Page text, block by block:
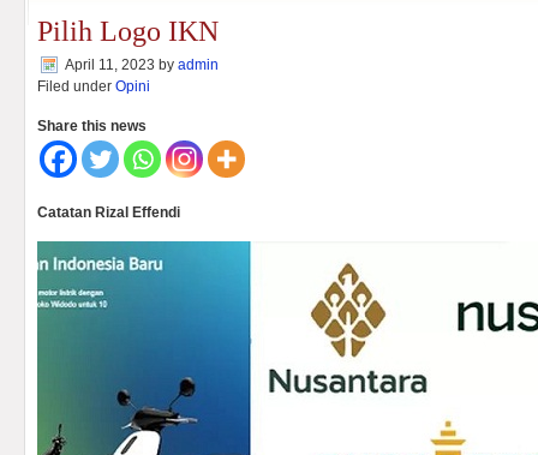
Pilih Logo IKN
April 11, 2023 by admin
Filed under Opini
Share this news
Catatan Rizal Effendi